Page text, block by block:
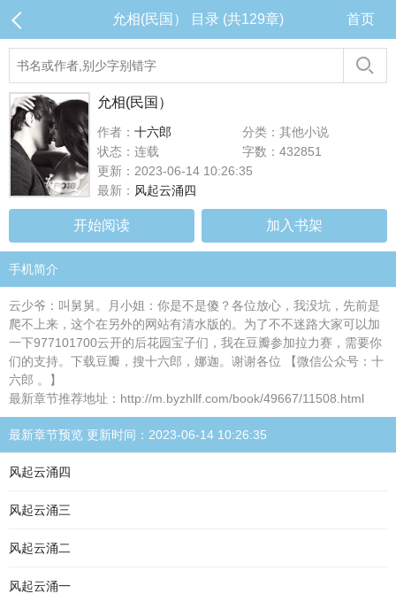
允相(民国） 目录 (共129章) 首页
允相(民国）
作者： 十六郎
分类：其他小说
状态：连载
字数：432851
更新：2023-06-14 10:26:35
最新： 风起云涌四
开始阅读 加入书架
手机简介
云少爷：叫舅舅。月小姐：你是不是傻？各位放心，我没坑，先前是
爬不上来，这个在另外的网站有清水版的。为了不不迷路大家可以加
一下977101700云开的后花园宝子们，我在豆瓣参加拉力赛，需要你
们的支持。下载豆瓣，搜十六郎，娜迦。谢谢各位 【微信公众号：十
六郎 。】
最新章节推荐地址：http://m.byzhllf.com/book/49667/11508.html
最新章节预览 更新时间：2023-06-14 10:26:35
风起云涌四
风起云涌三
风起云涌二
风起云涌一